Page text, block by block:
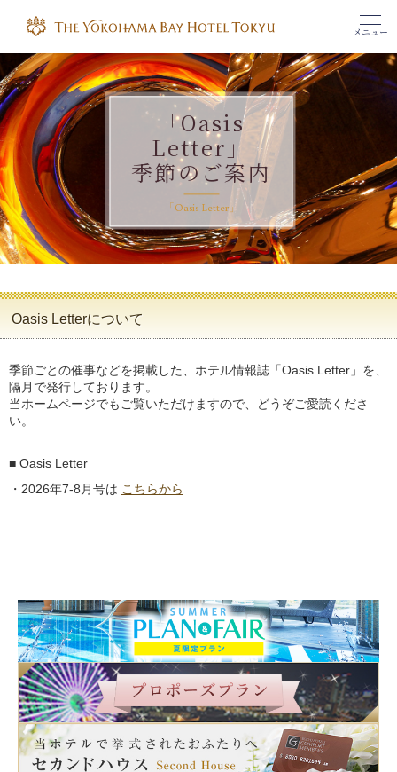
メニュー
「Oasis
Letter」
季節のご案内
「Oasis Letter」
Oasis Letterについて
季節ごとの催事などを掲載した、ホテル情報誌「Oasis Letter」を、
隔月で発行しております。
当ホームページでもご覧いただけますので、どうぞご愛読くださ
い。
■ Oasis Letter
・2026年7-8月号は こちらから